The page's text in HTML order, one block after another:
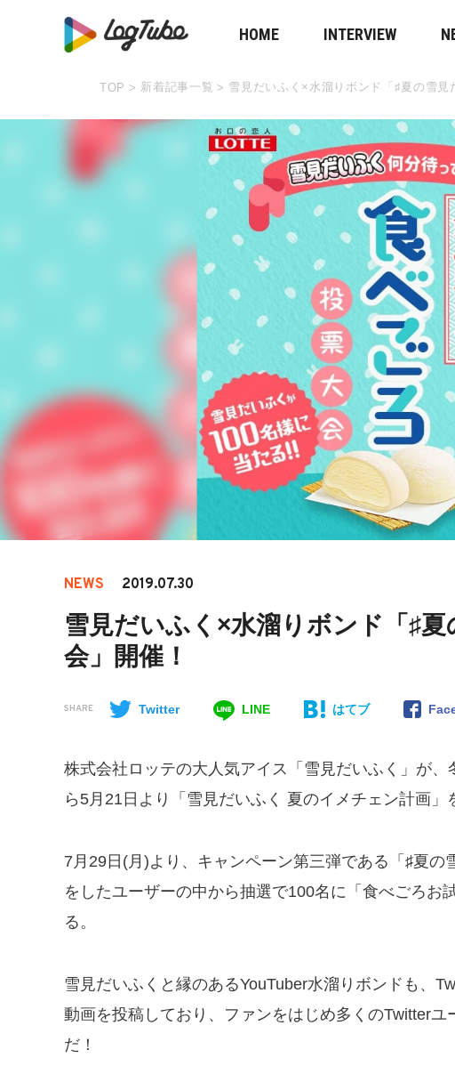
HOME INTERVIEW
TOP > 新着記事一覧 > 雪見だいふく×水溜りボンド「♯夏の雪見
NEWS 2019.07.30
雪見だいふく×水溜りボンド「♯
会」開催！
SHARE Twitter LINE はてブ
株式会社ロッテの大人気アイス「雪見だいふく」が
ら5月21日より「雪見だいふく 夏のイメチェン計画」
7月29日(月)より、キャンペーン第三弾である「♯夏
をしたユーザーの中から抽選で100名に「食べごろお
る。
雪見だいふくと縁のあるYouTuber水溜りボンドも、
動画を投稿しており、ファンをはじめ多くのTwitter
だ！